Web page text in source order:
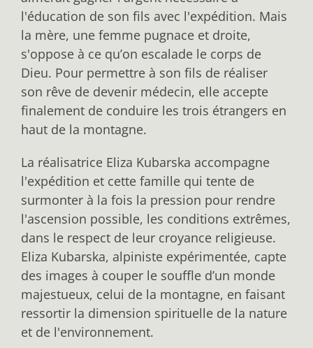
l'éducation de son fils avec l'expédition. Mais
la mère, une femme pugnace et droite,
s'oppose à ce qu’on escalade le corps de
Dieu. Pour permettre à son fils de réaliser
son rêve de devenir médecin, elle accepte
finalement de conduire les trois étrangers en
haut de la montagne.
La réalisatrice Eliza Kubarska accompagne
l'expédition et cette famille qui tente de
surmonter à la fois la pression pour rendre
l'ascension possible, les conditions extrêmes,
dans le respect de leur croyance religieuse.
Eliza Kubarska, alpiniste expérimentée, capte
des images à couper le souffle d’un monde
majestueux, celui de la montagne, en faisant
ressortir la dimension spirituelle de la nature
et de l'environnement.